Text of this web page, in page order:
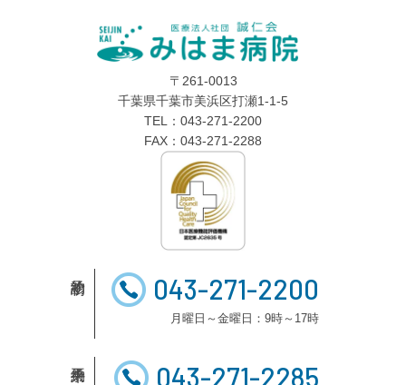
〒261-0013
千葉県千葉市美浜区打瀬1-1-5
TEL：043-271-2200
FAX：043-271-2288
043-271-2200
月曜日～金曜日：9時～17時
043-271-2285